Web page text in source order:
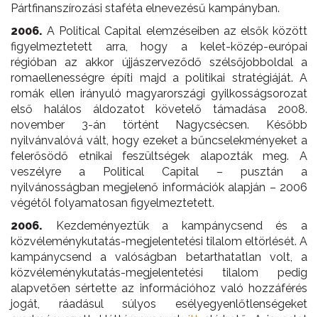
Pártfinanszírozási staféta elnevezésű kampányban.
2006. A Political Capital elemzéseiben az elsők között
figyelmeztetett arra, hogy a kelet-közép-európai
régióban az akkor újjászerveződő szélsőjobboldal a
romaellenességre építi majd a politikai stratégiáját. A
romák ellen irányuló magyarországi gyilkosságsorozat
első halálos áldozatot követelő támadása 2008.
november 3-án történt Nagycsécsen. Később
nyilvánvalóvá vált, hogy ezeket a bűncselekményeket a
felerősödő etnikai feszültségek alapozták meg. A
veszélyre a Political Capital – pusztán a
nyilvánosságban megjelenő információk alapján – 2006
végétől folyamatosan figyelmeztetett.
2006. Kezdeményeztük a kampánycsend és a
közvéleménykutatás-megjelentetési tilalom eltörlését. A
kampánycsend a valóságban betarthatatlan volt, a
közvéleménykutatás-megjelentetési tilalom pedig
alapvetően sértette az információhoz való hozzáférés
jogát, ráadásul súlyos esélyegyenlőtlenségeket